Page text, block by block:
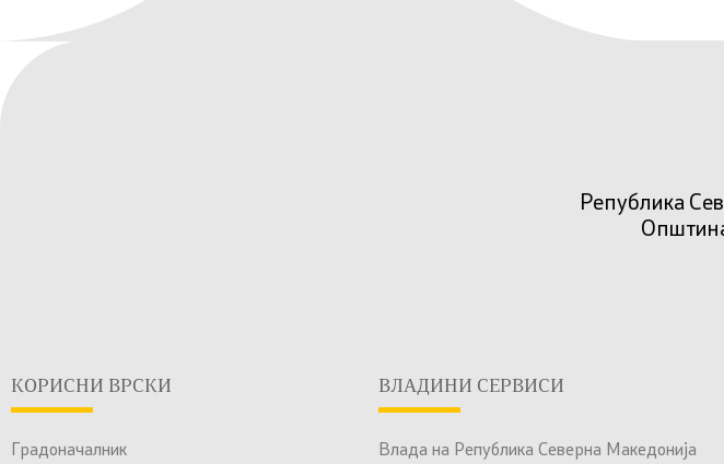
Република
КОРИСНИ ВРСКИ
Градоначалник
ВЛАДИНИ СЕРВИСИ
Влада на Република Северна Македонија